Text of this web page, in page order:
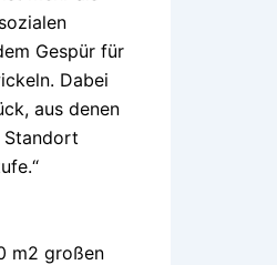
Gespür für
Dabei
aus denen
Standort
m2 großen